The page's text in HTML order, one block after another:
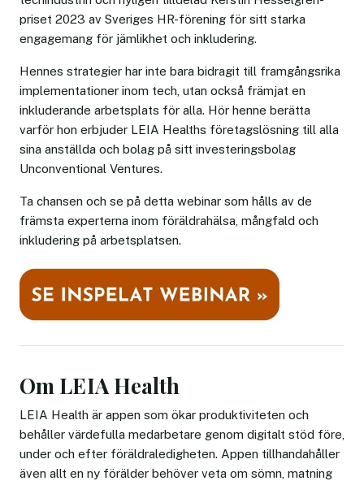
priset 2023 av Sveriges HR-förening för sitt starka
engagemang för jämlikhet och inkludering.
Hennes strategier har inte bara bidragit till framgångsrika
implementationer inom tech, utan också främjat en
inkluderande arbetsplats för alla. Hör henne berätta
varför hon erbjuder LEIA Healths företagslösning till alla
sina anställda och bolag på sitt investeringsbolag
Unconventional Ventures.
Ta chansen och se på detta webinar som hålls av de
främsta experterna inom föräldrahälsa, mångfald och
inkludering på arbetsplatsen.
Om LEIA Health
LEIA Health är appen som ökar produktiviteten och
behåller värdefulla medarbetare genom digitalt stöd före,
under och efter föräldraledigheten. Appen tillhandahåller
även allt en ny förälder behöver veta om sömn, matning